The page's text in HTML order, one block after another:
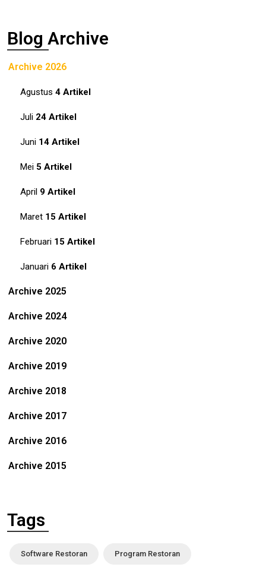
Blog Archive
Archive 2026
Agustus 4 Artikel
Juli 24 Artikel
Juni 14 Artikel
Mei 5 Artikel
April 9 Artikel
Maret 15 Artikel
Februari 15 Artikel
Januari 6 Artikel
Archive 2025
Archive 2024
Archive 2020
Archive 2019
Archive 2018
Archive 2017
Archive 2016
Archive 2015
Tags
Software Restoran Program Restoran